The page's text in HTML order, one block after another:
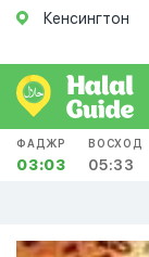
Кенсингтон
ФАДЖР
03:03
ВОСХОД
05:33